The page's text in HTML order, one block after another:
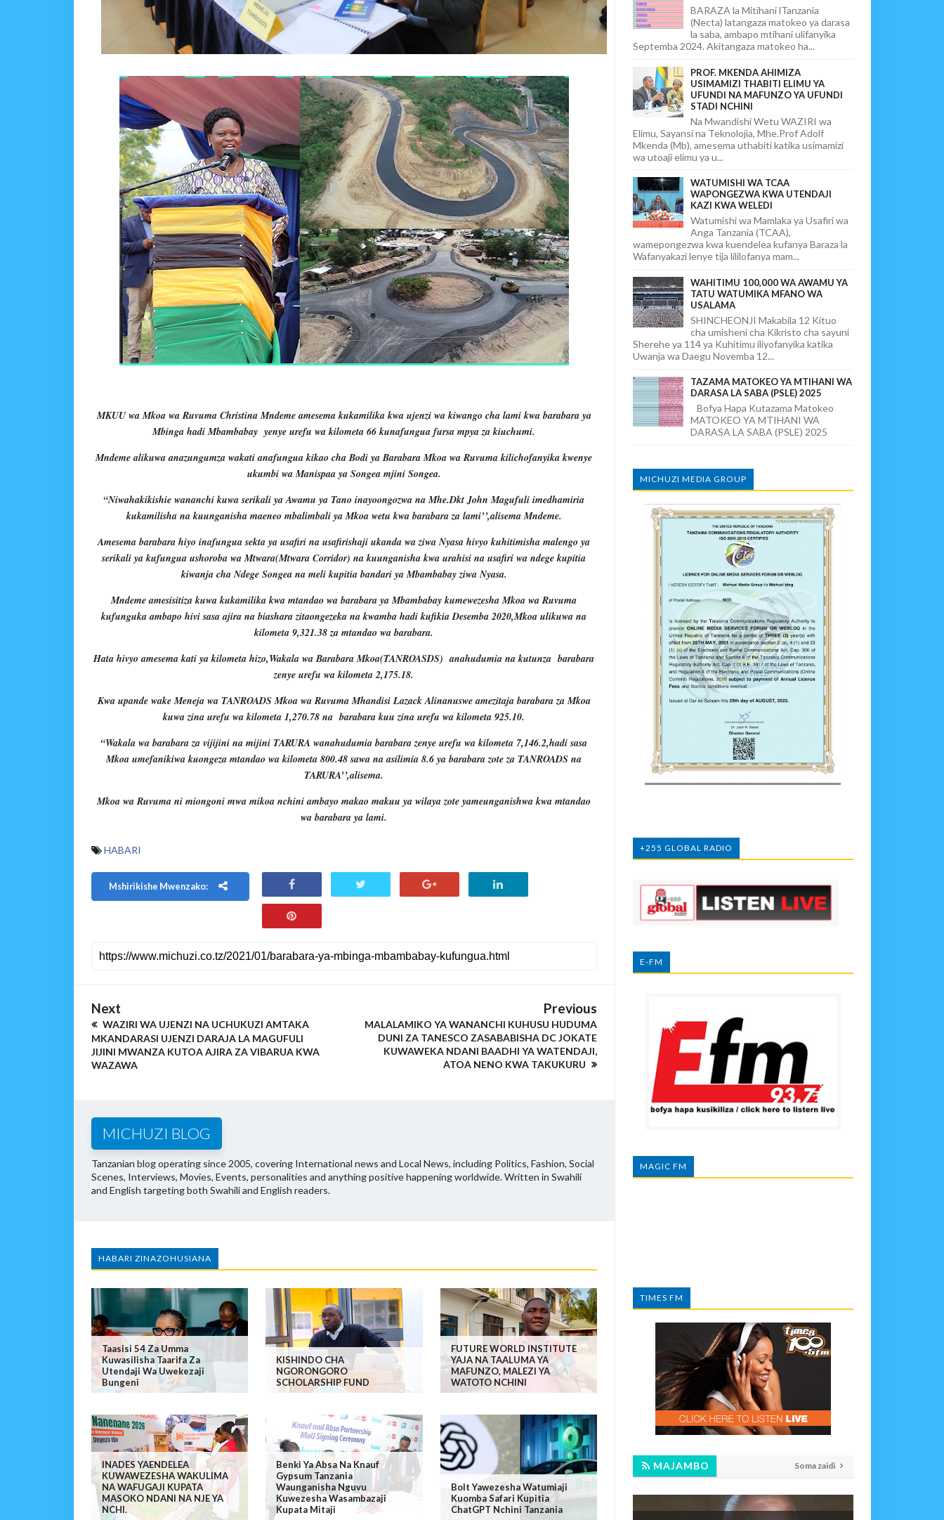
MKUU wa Mkoa wa Ruvuma Christina Mndeme amesema kukamilika kwa ujenzi wa kiwango cha lami kwa barabara ya
Mbinga hadi Mbambabay yenye urefu wa kilometa 66 kunafungua fursa mpya za kiuchumi.
Mndeme alikuwa anazungumza wakati anafungua kikao cha Bodi ya Barabara Mkoa wa Ruvuma kilichofanyika kwenye
ukumbi wa Manispaa ya Songea mjini Songea.
“Niwahakikishie wananchi kuwa serikali ya Awamu ya Tano inayoongozwa na Mhe.Dkt John Magufuli imedhamiria
kukamilisha na kuunganisha maeneo mbalimbali ya Mkoa wetu kwa barabara za lami’’,alisema Mndeme.
Amesema barabara hiyo inafungua sekta ya usafiri na usafirishaji ukanda wa ziwa Nyasa hivyo kuhitimisha malengo ya
serikali ya kufungua ushoroba wa Mtwara(Mtwara Corridor) na kuunganisha kwa urahisi na usafiri wa ndege kupitia
kiwanja cha Ndege Songea na meli kupitia bandari ya Mbambabay ziwa Nyasa.
Mndeme amesisitiza kuwa kukamilika kwa mtandao wa barabara ya Mbambabay kumewezesha Mkoa wa Ruvuma
kufunguka ambapo hivi sasa ajira na biashara zitaongezeka na kwamba hadi kufikia Desemba 2020,Mkoa ulikuwa na
kilometa 9,321.38 za mtandao wa barabara.
Hata hivyo amesema kati ya kilometa hizo,Wakala wa Barabara Mkoa(TANROASDS) anahudumia na kutunza barabara
zenye urefu wa kilometa 2,175.18.
Kwa upande wake Meneja wa TANROADS Mkoa wa Ruvuma Mhandisi Lazack Alinanuswe amezitaja barabara za Mkoa
kuwa zina urefu wa kilometa 1,270.78 na barabara kuu zina urefu wa kilometa 925.10.
“Wakala wa barabara za vijijini na mijini TARURA wanahudumia barabara zenye urefu wa kilometa 7,146.2,hadi sasa
Mkoa umefanikiwa kuongeza mtandao wa kilometa 800.48 sawa na asilimia 8.6 ya barabara zote za TANROADS na
TARURA’’,alisema.
Mkoa wa Ruvuma ni miongoni mwa mikoa nchini ambayo makao makuu ya wilaya zote yameunganishwa kwa mtandao
wa barabara ya lami.
HABARI
Mshirikishe Mwenzako:
Next
WAZIRI WA UJENZI NA UCHUKUZI AMTAKA
MKANDARASI UJENZI DARAJA LA MAGUFULI
JIJINI MWANZA KUTOA AJIRA ZA VIBARUA KWA
WAZAWA
Previous
MALALAMIKO YA WANANCHI KUHUSU HUDUMA
DUNI ZA TANESCO ZASABABISHA DC JOKATE
KUWAWEKA NDANI BAADHI YA WATENDAJI,
ATOA NENO KWA TAKUKURU
MICHUZI BLOG
Tanzanian blog operating since 2005, covering International news and Local News, including Politics, Fashion, Social
Scenes, Interviews, Movies, Events, personalities and anything positive happening worldwide. Written in Swahili
and English targeting both Swahili and English readers.
HABARI ZINAZOHUSIANA
Taasisi 54 Za Umma
Kuwasilisha Taarifa Za
Utendaji Wa Uwekezaji
Bungeni
KISHINDO CHA
NGORONGORO
SCHOLARSHIP FUND
FUTURE WORLD INSTITUTE
YAJA NA TAALUMA YA
MAFUNZO, MALEZI YA
WATOTO NCHINI
INADES YAENDELEA
KUWAWEZESHA WAKULIMA
NA WAFUGAJI KUPATA
MASOKO NDANI NA NJE YA
NCHI.
Benki Ya Absa Na Knauf
Gypsum Tanzania
Waunganisha Nguvu
Kuwezesha Wasambazaji
Kupata Mitaji
Bolt Yawezesha Watumiaji
Kuomba Safari Kupitia
ChatGPT Nchini Tanzania
BARAZA la Mitihani lTanzania
(Necta) latangaza matokeo ya darasa
la saba, ambapo mtihani ulifanyika
Septemba 2024. Akitangaza matokeo ha...
PROF. MKENDA AHIMIZA
USIMAMIZI THABITI ELIMU YA
UFUNDI NA MAFUNZO YA UFUNDI
STADI NCHINI
Na Mwandishi Wetu WAZIRI wa
Elimu, Sayansi na Teknolojia, Mhe.Prof Adolf
Mkenda (Mb), amesema uthabiti katika usimamizi
wa utoaji elimu ya u...
WATUMISHI WA TCAA
WAPONGEZWA KWA UTENDAJI
KAZI KWA WELEDI
Watumishi wa Mamlaka ya Usafiri wa
Anga Tanzania (TCAA),
wamepongezwa kwa kuendelea kufanya Baraza la
Wafanyakazi lenye tija lililofanya mam...
WAHITIMU 100,000 WA AWAMU YA
TATU WATUMIKA MFANO WA
USALAMA
SHINCHEONJI Makabila 12 Kituo
cha umisheni cha Kikristo cha sayuni
Sherehe ya 114 ya Kuhitimu iliyofanyika katika
Uwanja wa Daegu Novemba 12...
TAZAMA MATOKEO YA MTIHANI WA
DARASA LA SABA (PSLE) 2025
Bofya Hapa Kutazama Matokeo
MATOKEO YA MTIHANI WA
DARASA LA SABA (PSLE) 2025
MICHUZI MEDIA GROUP
+255 GLOBAL RADIO
E-FM
MAGIC FM
TIMES FM
MAJAMBO Soma zaidi